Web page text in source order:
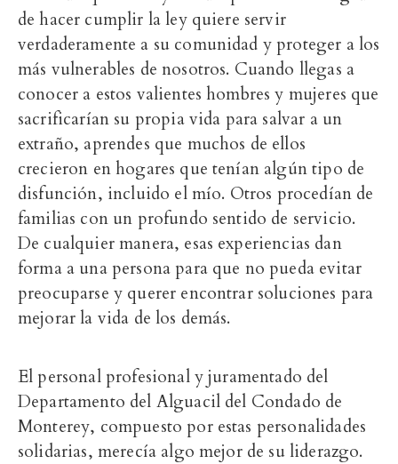
de hacer cumplir la ley quiere servir
verdaderamente a su comunidad y proteger a los
más vulnerables de nosotros. Cuando llegas a
conocer a estos valientes hombres y mujeres que
sacrificarían su propia vida para salvar a un
extraño, aprendes que muchos de ellos
crecieron en hogares que tenían algún tipo de
disfunción, incluido el mío. Otros procedían de
familias con un profundo sentido de servicio.
De cualquier manera, esas experiencias dan
forma a una persona para que no pueda evitar
preocuparse y querer encontrar soluciones para
mejorar la vida de los demás.
El personal profesional y juramentado del
Departamento del Alguacil del Condado de
Monterey, compuesto por estas personalidades
solidarias, merecía algo mejor de su liderazgo.